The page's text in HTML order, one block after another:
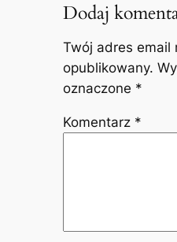
Dodaj
Twój adres email
opublikowany.
oznaczone *
Komentarz *